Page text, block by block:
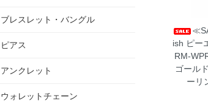
ish ピー
RM-
ゴール
ーリ
ブレスレット・バングル
ピアス
アンクレット
ウォレットチェーン